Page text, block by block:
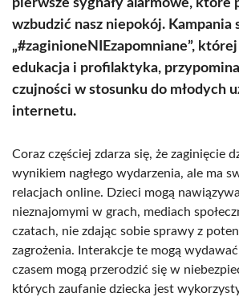
pierwsze sygnały alarmowe, które
wzbudzić nasz niepokój. Kampania
„#zaginioneNIEzapomniane”,
edukacja i profilaktyka,
czujności w stosunku do młodych
internetu.
Coraz częściej zdarza się, że zaginięcie
wynikiem nagłego wydarzenia, ale ma
relacjach online. Dzieci mogą
nieznajomymi w grach, mediach
czatach, nie zdając sobie sprawy z
zagrożenia. Interakcje te mogą
czasem mogą przerodzić się w
których zaufanie dziecka jest